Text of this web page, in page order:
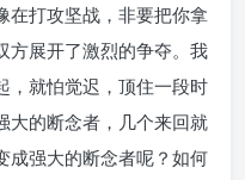
在打攻坚战，非要把你拿
方展开了激烈的争夺。我
，就怕觉迟，顶住一段时
大的断念者，几个来回就
成强大的断念者呢？如何